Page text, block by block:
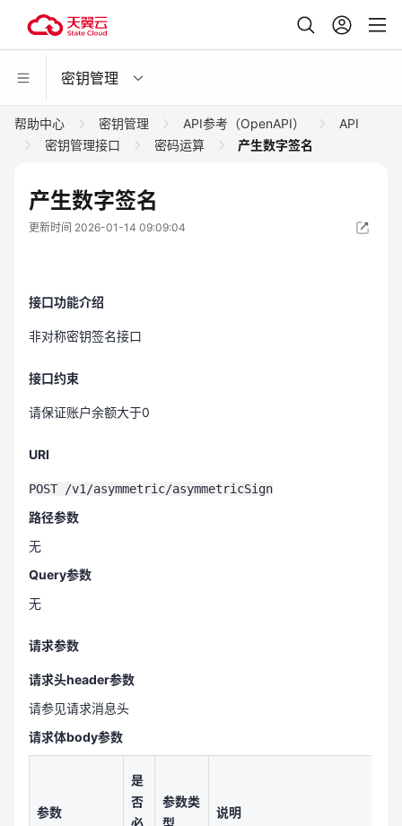
密钥管理
帮助中心 密钥管理 API参考（OpenAPI）
API
密钥管理接口
密码运算 产生数字签名
产生数字签名
更新时间 2026-01-14 09:09:04
接口功能介绍
非对称密钥签名接口
接口约束
请保证账户余额大于0
URI
POST /v1/asymmetric/asymmetricSign
路径参数
无
Query参数
无
请求参数
请求头header参数
请参见请求消息头
请求体body参数
参数
是
否
必
参数类
型
说明